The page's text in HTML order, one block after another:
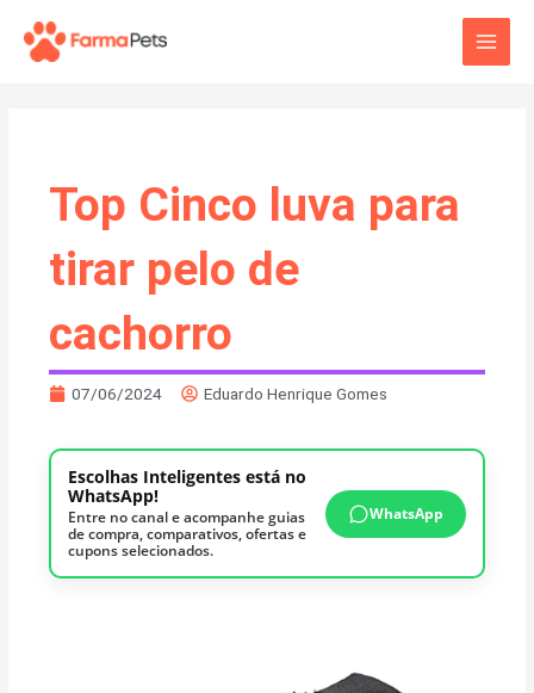
para
Main
Top Cinco luva para
tirar pelo de
cachorro
07/06/2024 Eduardo Henrique Gomes
Escolhas Inteligentes está no
WhatsApp!
Entre no canal e acompanhe guias
de compra, comparativos, ofertas e
cupons selecionados.
WhatsApp